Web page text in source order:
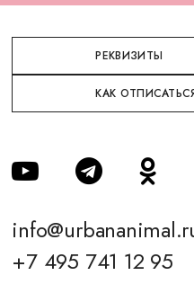
РЕКВИЗИТЫ
КАК
+7 495 741 12 95